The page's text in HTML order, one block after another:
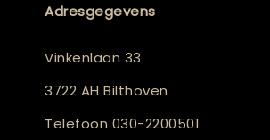
Adresgegevens
Vinkenlaan 33
3722 AH Bilthoven
Telefoon 030-2200501